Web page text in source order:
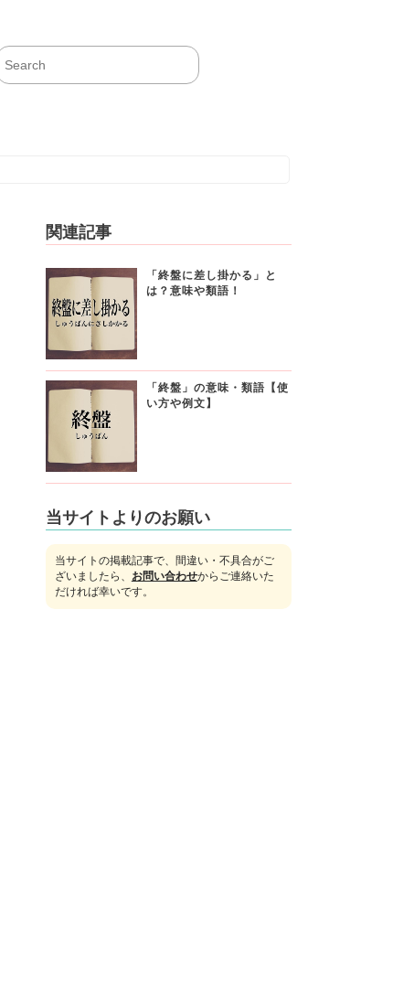
関連記事
「終盤に差し掛かる」と
は？意味や類語！
「終盤」の意味・類語【使
い方や例文】
当サイトよりのお願い
当サイトの掲載記事で、間違い・不具合がご
ざいましたら、 お問い合わせからご連絡いた
だければ幸いです。